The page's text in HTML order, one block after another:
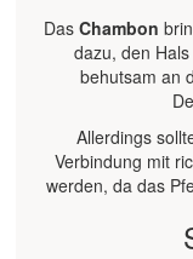
Das Chambon
dazu, den
behutsam an
Allerdings
Verbindung mit
werden, da das